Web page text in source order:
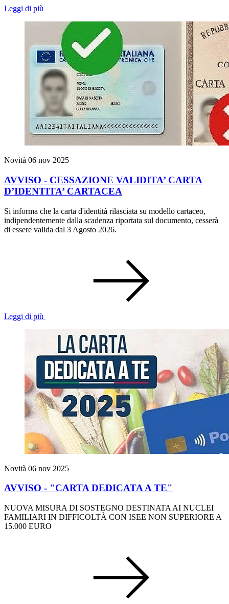
Leggi di più
Novità 06 nov 2025
AVVISO - CESSAZIONE VALIDITA’ CARTA
D’IDENTITA’ CARTACEA
Si informa che la carta d'identità rilasciata su modello cartaceo,
indipendentemente dalla scadenza riportata sul documento, cesserà
di essere valida dal 3 Agosto 2026.
Leggi di più
Novità 06 nov 2025
AVVISO - "CARTA DEDICATA A TE"
NUOVA MISURA DI SOSTEGNO DESTINATA AI NUCLEI
FAMILIARI IN DIFFICOLTÀ CON ISEE NON SUPERIORE A
15.000 EURO